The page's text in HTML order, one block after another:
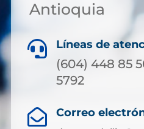
Antioquia
 Líneas de
(604) 448 85
5792
 Correo